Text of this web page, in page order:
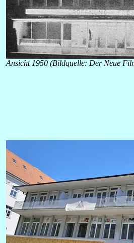
Ansicht 1950 (Bildquelle: Der Neue